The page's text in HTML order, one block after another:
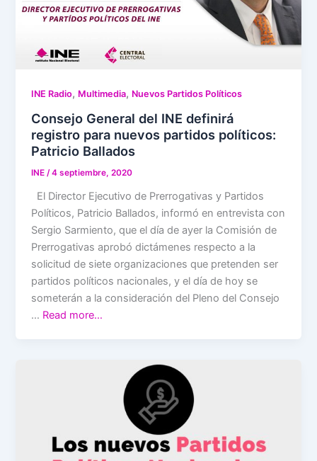
INE Radio, Multimedia, Nuevos Partidos Políticos
Consejo General del INE definirá
registro para nuevos partidos políticos:
Patricio Ballados
INE/4 septiembre, 2020
El Director Ejecutivo de Prerrogativas y Partidos
Políticos, Patricio Ballados, informó en entrevista con
Sergio Sarmiento, que el día de ayer la Comisión de
Prerrogativas aprobó dictámenes respecto a la
solicitud de siete organizaciones que pretenden ser
partidos políticos nacionales, y el día de hoy se
someterán a la consideración del Pleno del Consejo
… Read more…